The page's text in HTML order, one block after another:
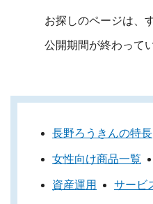
お探しのページは、
公開期間が終わって
長野ろうきんの特長
女性向け商品一覧
資産運用 サービ